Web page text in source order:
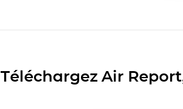
Téléchargez Air